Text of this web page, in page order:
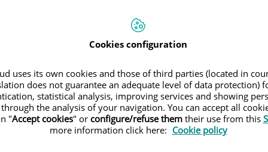
Cuesta Abbad
Universitaire Quirónsalud de
Cookies configuration
uses its own cookies and those of third parties (located in
does not guarantee an adequate level of data protection)
statistical analysis, improving services and showing
the analysis of your navigation. You can accept all
"Accept cookies" or configure/refuse themtheir use from this
more information click here: Cookie policy